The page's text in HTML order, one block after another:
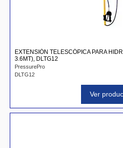
EXTENSIÓN TELESCÓPICA PARA
3.6MT), DLTG12
PressurePro
DLTG12
Ver